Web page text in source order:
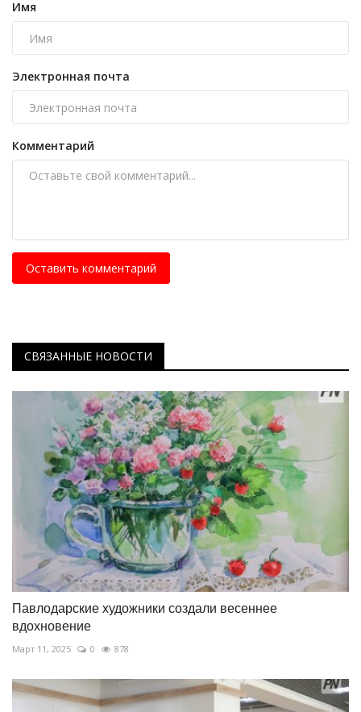
Имя
Электронная почта
Комментарий
Оставить комментарий
СВЯЗАННЫЕ НОВОСТИ
Павлодарские художники создали весеннее
вдохновение
Март 11, 2025 0 878